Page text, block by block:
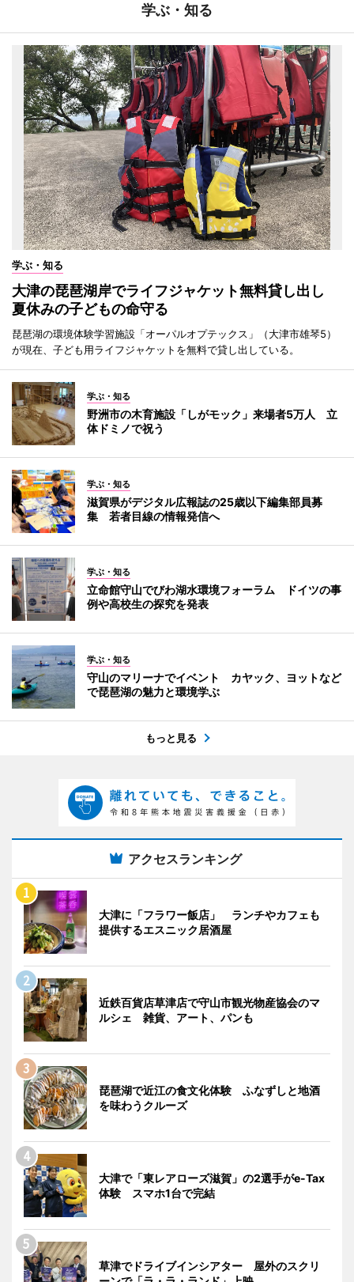
学ぶ・知る
学ぶ・知る
大津の琵琶湖岸でライフジャケット無料貸し出し
夏休みの子どもの命守る
琵琶湖の環境体験学習施設「オーパルオプテックス」（大津市雄琴5）
が現在、子ども用ライフジャケットを無料で貸し出している。
学ぶ・知る
野洲市の木育施設「しがモック」来場者5万人 立
体ドミノで祝う
学ぶ・知る
滋賀県がデジタル広報誌の25歳以下編集部員募
集 若者目線の情報発信へ
学ぶ・知る
立命館守山でびわ湖水環境フォーラム ドイツの事
例や高校生の探究を発表
学ぶ・知る
守山のマリーナでイベント カヤック、ヨットなど
で琵琶湖の魅力と環境学ぶ
もっと見る
アクセスランキング
大津に「フラワー飯店」 ランチやカフェも
提供するエスニック居酒屋
近鉄百貨店草津店で守山市観光物産協会のマ
ルシェ 雑貨、アート、パンも
琵琶湖で近江の食文化体験 ふなずしと地酒
を味わうクルーズ
大津で「東レアローズ滋賀」の2選手がe-Tax
体験 スマホ1台で完結
草津でドライブインシアター 屋外のスクリ